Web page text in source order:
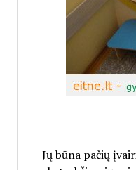
Jų būna pačių